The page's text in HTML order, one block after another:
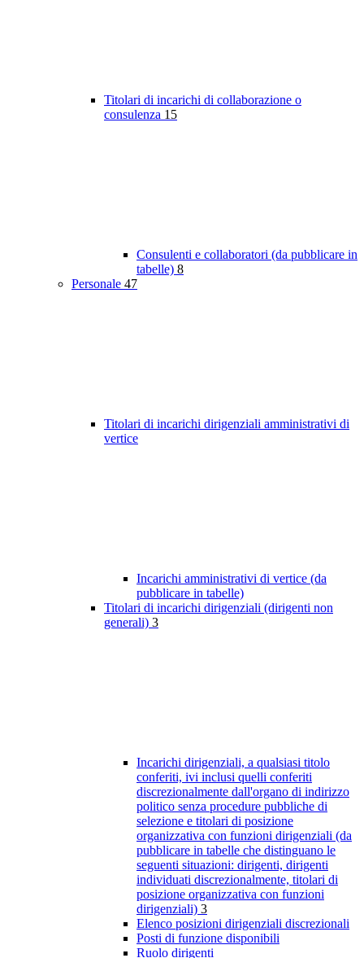
Titolari di incarichi di collaborazione o
consulenza 15
Consulenti e collaboratori (da pubblicare in
tabelle) 8
Personale 47
Titolari di incarichi dirigenziali amministrativi di
vertice
Incarichi amministrativi di vertice (da
pubblicare in tabelle)
Titolari di incarichi dirigenziali (dirigenti non
generali) 3
Incarichi dirigenziali, a qualsiasi titolo
conferiti, ivi inclusi quelli conferiti
discrezionalmente dall'organo di indirizzo
politico senza procedure pubbliche di
selezione e titolari di posizione
organizzativa con funzioni dirigenziali (da
pubblicare in tabelle che distinguano le
seguenti situazioni: dirigenti, dirigenti
individuati discrezionalmente, titolari di
posizione organizzativa con funzioni
dirigenziali) 3
Elenco posizioni dirigenziali discrezionali
Posti di funzione disponibili
Ruolo dirigenti